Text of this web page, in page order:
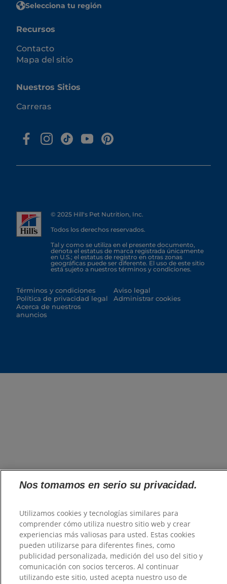
Selecciona tu región
Recursos
Contacto
Mapa del sitio
Nuestros Sitios
Carreras
© 2025 Hill's Pet Nutrition, Inc.
Todos los derechos reservados.
Tal y como se utiliza en el presente documento,
denota el estatus de marca registrada únicamente
en U.S.; el estatus de registro en otras zonas
geográficas puede ser diferente. El uso de este sitio
está sujeto a nuestros términos y condiciones.
Términos y condiciones
Política de privacidad legal
Acerca de nuestros
anuncios
Aviso legal
Administrar cookies
Nos tomamos en serio su privacidad.
Utilizamos cookies y tecnologías similares para
comprender cómo utiliza nuestro sitio web y crear
experiencias más valiosas para usted. Estas cookies
pueden utilizarse para diferentes fines, como
publicidad personalizada, medición del uso del sitio y
comunicación con socios terceros. Al continuar
utilizando este sitio, usted acepta nuestro uso de